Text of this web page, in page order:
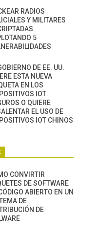
RADIOS
Y MILITARES
5
DE EE. UU.
ESTA NUEVA
EN LOS
IOT
O QUIERE
EL USO DE
IOT CHINOS
CONVIRTIR
DE SOFTWARE
ABIERTO EN UN
DE
DE